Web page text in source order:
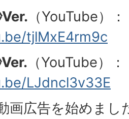
（YouTube）：
tjlMxE4rm9c
（YouTube）：
LJdncl3v33E
画広告を始めまし